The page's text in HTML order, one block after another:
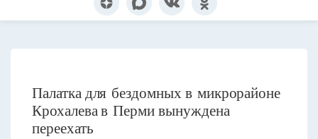
Палатка для бездомных в микрорайоне
Крохалева в Перми вынуждена
переехать